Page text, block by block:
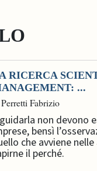
RICERCA
...
Fabrizio
non devono
bensì
che avviene
il perché.